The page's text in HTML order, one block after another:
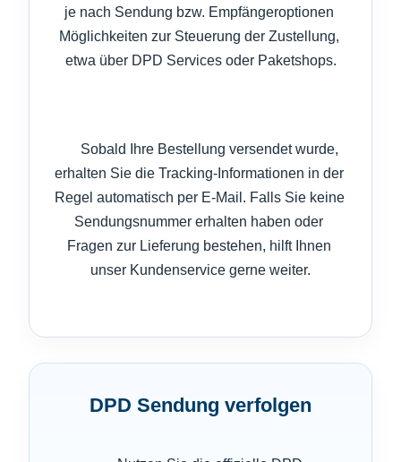
je nach Sendung bzw. Empfängeroptionen
Möglichkeiten zur Steuerung der Zustellung,
etwa über DPD Services oder Paketshops.
erhalten Sie die Tracking-Informationen in der
Regel automatisch per E-Mail. Falls Sie keine
Sendungsnummer erhalten haben oder
Fragen zur Lieferung bestehen, hilft Ihnen
unser Kundenservice gerne weiter.
DPD Sendung verfolgen